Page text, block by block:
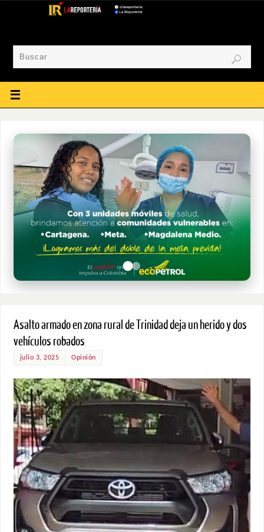
Asalto armado en zona rural de Trinidad deja un herido y dos
vehículos robados
julio 3, 2025 Opinión